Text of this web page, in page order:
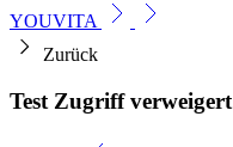
YOUVITA
Zurück
Test Zugriff verweigert